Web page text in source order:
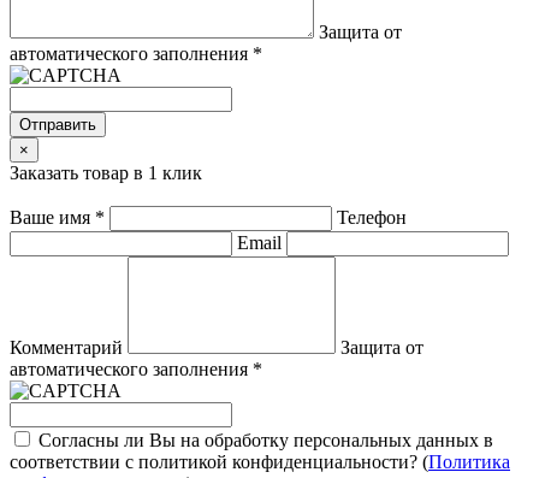
Защита от
автоматического заполнения *
Отправить
×
Заказать товар в 1 клик
Ваше имя *
Телефон
Email
Комментарий
Защита от
автоматического заполнения *
Согласны ли Вы на обработку персональных данных в
соответствии с политикой конфиденциальности? (Политика